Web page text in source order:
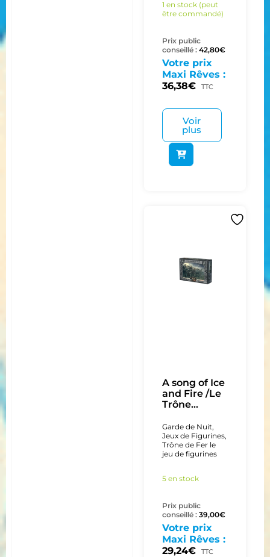
1 en stock (peut
être commandé)
Prix public
conseillé : 42,80€
Votre prix
Maxi Rêves :
36,38€ TTC
Voir
plus
A song of Ice
and Fire /Le
Trône...
Garde de Nuit,
Jeux de Figurines,
Trône de Fer le
jeu de figurines
5 en stock
Prix public
conseillé : 39,00€
Votre prix
Maxi Rêves :
29,24€ TTC